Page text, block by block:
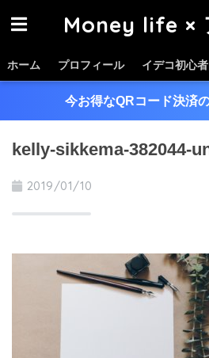
Money life ×
ホーム プロフィール イデコ初心
今お得なQRコード決済
kelly-sikkema-382044-
2019/01/10